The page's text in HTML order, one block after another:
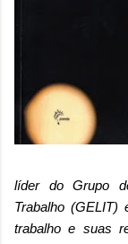
líder do Grupo
Trabalho (GELIT)
trabalho e suas